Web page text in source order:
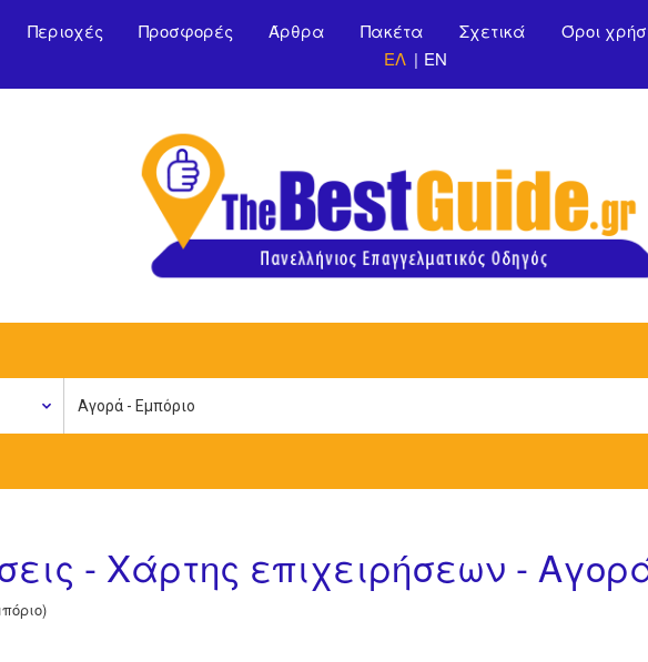
κυρίως περιεχόμενο
Περιοχές Προσφορές Άρθρα Πακέτα Σχετικά Όροι
ΕΛ
EN
- Χάρτης επιχειρήσεων -